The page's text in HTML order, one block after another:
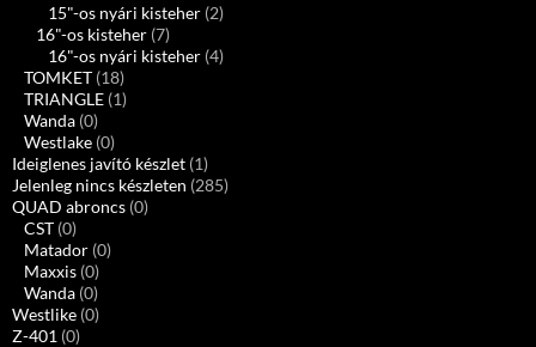
15"-os nyári kisteher (2)
16"-os kisteher (7)
16"-os nyári kisteher (4)
TOMKET (18)
TRIANGLE (1)
Wanda (0)
Westlake (0)
Ideiglenes javító készlet (1)
Jelenleg nincs készleten (285)
QUAD abroncs (0)
CST (0)
Matador (0)
Maxxis (0)
Wanda (0)
Westlike (0)
Z-401 (0)